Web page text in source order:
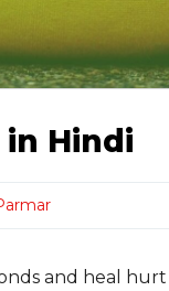
in Hindi
and heal